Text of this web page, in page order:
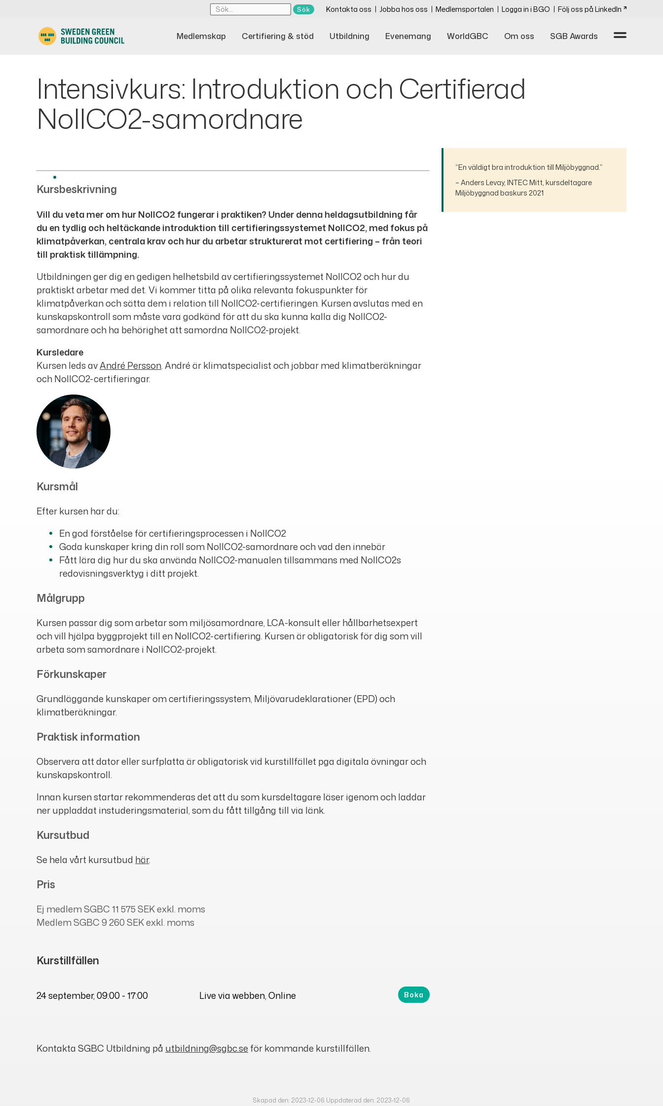
Kontakta oss Jobba hos oss Medlemsportalen Logga in i BGO Följ oss på LinkedIn
Medlemskap Certifiering & stöd Utbildning Evenemang WorldGBC Om oss SGB Awards
Intensivkurs: Introduktion och Certifierad
NollCO2-samordnare
Kursbeskrivning
Vill du veta mer om hur NollCO2 fungerar i praktiken? Under denna heldagsutbildning får
du en tydlig och heltäckande introduktion till certifieringssystemet NollCO2, med fokus på
klimatpåverkan, centrala krav och hur du arbetar strukturerat mot certifiering – från teori
till praktisk tillämpning.
Utbildningen ger dig en gedigen helhetsbild av certifieringssystemet NollCO2 och hur du
praktiskt arbetar med det. Vi kommer titta på olika relevanta fokuspunkter för
klimatpåverkan och sätta dem i relation till NollCO2-certifieringen. Kursen avslutas med en
kunskapskontroll som måste vara godkänd för att du ska kunna kalla dig NollCO2-
samordnare och ha behörighet att samordna NollCO2-projekt.
Kursledare
Kursen leds avAndré Persson. Andréär klimatspecialist och jobbar med klimatberäkningar
och NollCO2-certifieringar.
Kursmål
Efter kursen har du:
En god förståelse för certifieringsprocessen i NollCO2
Goda kunskaper kring din roll som NollCO2-samordnare och vad den innebär
Fått lära dig hur du ska använda NollCO2-manualen tillsammans med NollCO2s
redovisningsverktyg i ditt projekt.
Målgrupp
Kursen passar dig som arbetar som miljösamordnare, LCA-konsult eller hållbarhetsexpert
och vill hjälpa byggprojekt till en NollCO2-certifiering. Kursen är obligatorisk för dig som vill
arbeta som samordnare i NollCO2-projekt.
Förkunskaper
Grundläggande kunskaper om certifieringssystem, Miljövarudeklarationer (EPD) och
klimatberäkningar.
Praktisk information
Observera att dator eller surfplatta är obligatorisk vid kurstillfället pga digitala övningar och
kunskapskontroll.
Innan kursen startar rekommenderas det att du som kursdeltagare läser igenom och laddar
ner uppladdat instuderingsmaterial, som du fått tillgång till via länk.
Kursutbud
Se hela vårt kursutbud här.
Pris
Ej medlem SGBC11 575 SEK exkl. moms
Medlem SGBC9 260 SEK exkl. moms
Kurstillfällen
24 september, 09:00 - 17:00 Live via webben, Online Boka
Kontakta SGBC Utbildning på utbildning@sgbc.se för kommande kurstillfällen.
“En väldigt bra introduktion till Miljöbyggnad.”
– Anders Levay, INTEC Mitt, kursdeltagare
Miljöbyggnad baskurs 2021
Skapad den: 2023-12-06 Uppdaterad den: 2023-12-06